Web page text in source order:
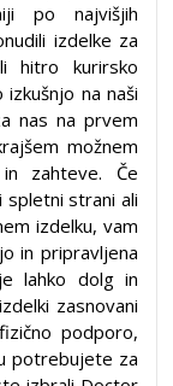
po najvišjih
izdelke za
hitro kurirsko
na naši
nas na prvem
možnem
zahteve. Če
strani ali
izdelku, vam
in pripravljena
lahko dolg in
zasnovani
podporo,
potrebujete za